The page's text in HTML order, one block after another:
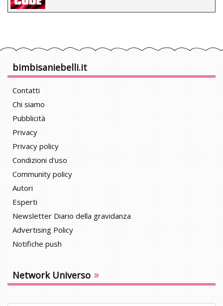
bimbisaniebelli.it
Contatti
Chi siamo
Pubblicità
Privacy
Privacy policy
Condizioni d'uso
Community policy
Autori
Esperti
Newsletter Diario della gravidanza
Advertising Policy
Notifiche push
Network Universo »